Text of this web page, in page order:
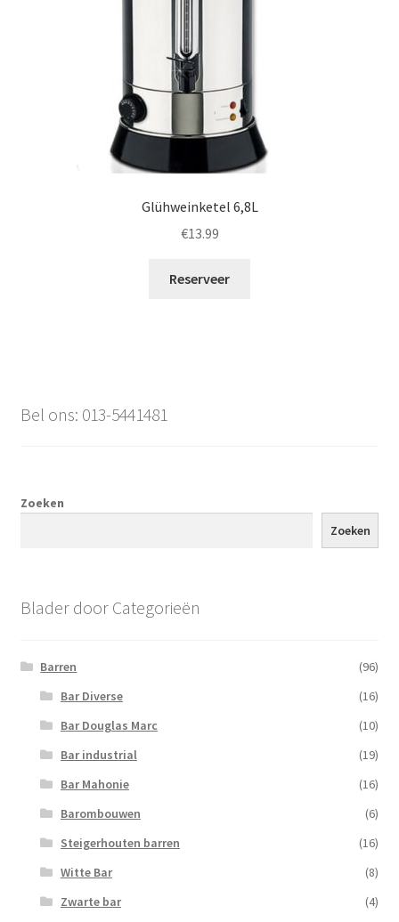
Glühweinketel 6,8L
€13.99
Reserveer
Bel ons: 013-5441481
Zoeken
Zoeken
Blader door Categorieën
Barren
(96)
Bar Diverse
(16)
Bar Douglas Marc
(10)
Bar industrial
(19)
Bar Mahonie
(16)
Barombouwen
(6)
Steigerhouten barren
(16)
Witte Bar
(8)
Zwarte bar
(4)